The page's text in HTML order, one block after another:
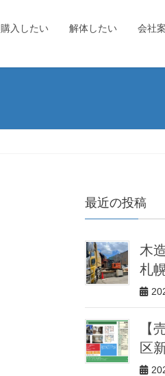
購入したい 解体したい 会社
最近の投稿
木
札
【
区